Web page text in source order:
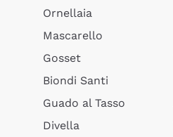
Ornellaia
Mascarello
Gosset
Biondi Santi
Guado al Tasso
Divella